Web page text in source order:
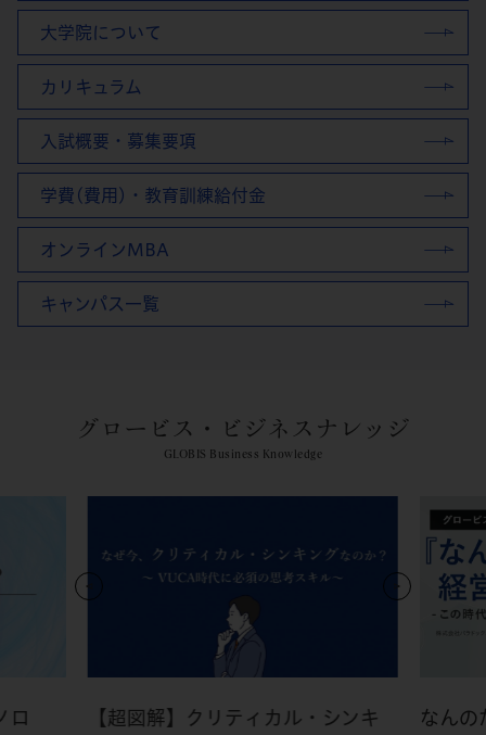
大学院について
カリキュラム
入試概要・募集要項
学費(費用)・教育訓練給付金
オンラインMBA
キャンパス一覧
グロービス・ビジネスナレッジ
GLOBIS Business Knowledge
ロ
【超図解】クリティカル・シンキ
なんの